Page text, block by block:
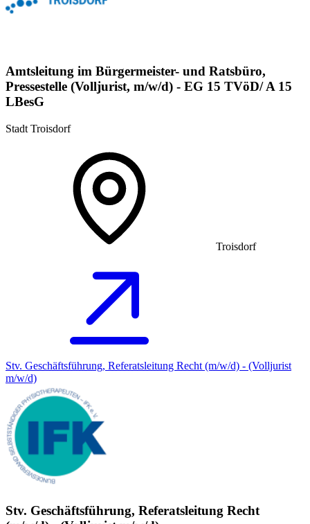
Amtsleitung im Bürgermeister- und Ratsbüro,
Pressestelle (Volljurist, m/w/d) - EG 15 TVöD/ A 15
LBesG
Stadt Troisdorf
Troisdorf
Stv. Geschäftsführung, Referatsleitung Recht (m/w/d) - (Volljurist
m/w/d)
Stv. Geschäftsführung, Referatsleitung Recht